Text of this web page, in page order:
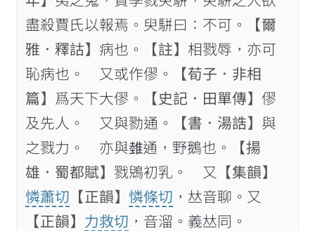
盡殺賈氏以報焉。臾駢曰：不可。
【爾
雅．釋詁】 病也。 【註】 相戮辱，亦可
恥病也。 又或作僇。
【荀子．非相
篇】 爲天下大僇。 【史記．田單傳】 僇
及先人。 又與勠通。
【書．湯誥】 與
之戮力。 亦與𨿲通，野鵝也。
【揚
雄．蜀都賦】 戮鶂初乳。 又
【集韻】
憐蕭切 【正韻】 憐條切 ，𠀤音聊。又
【正韻】 力救切 ，音溜。義𠀤同。